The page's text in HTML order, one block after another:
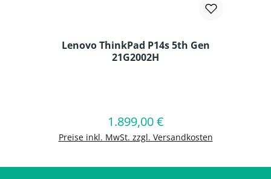
Lenovo ThinkPad P14s 5th Gen
21G2002H
Regulärer Preis:
1.899,00 €
Preise inkl. MwSt. zzgl. Versandkosten
In den Warenkorb